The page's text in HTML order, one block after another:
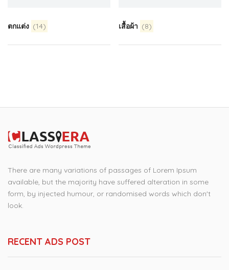
ตกแต่ง (14) เสื้อผ้า (8)
There are many variations of passages of Lorem Ipsum
available, but the majority have suffered alteration in some
form, by injected humour, or randomised words which don't
look.
RECENT ADS POST